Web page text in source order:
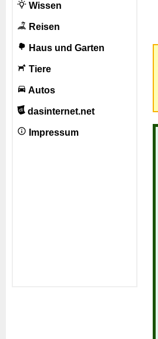
Wissen
Reisen
Haus und Garten
Tiere
Autos
dasinternet.net
Impressum